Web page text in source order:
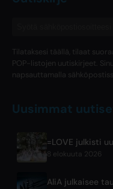
Tilataksesi täällä, tilaat
POP-listojen uutiskirjeet.
napsauttamalla
Uusimmat
8 elokuuta 2026